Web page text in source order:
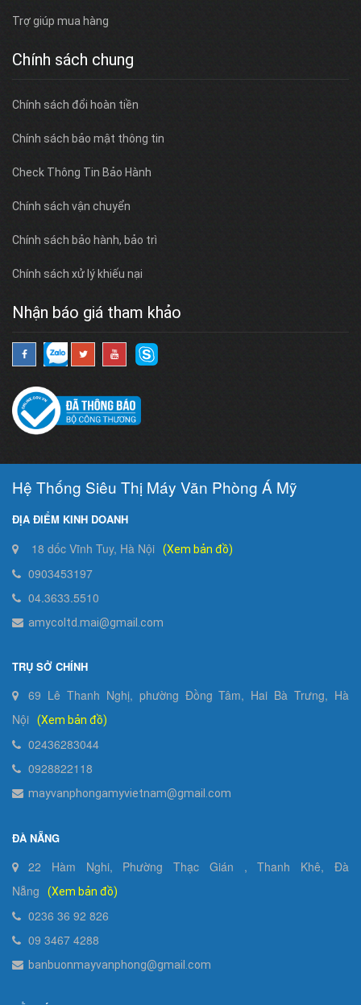
Trợ giúp mua hàng
Chính sách chung
Chính sách đổi hoàn tiền
Chính sách bảo mật thông tin
Check Thông Tin Bảo Hành
Chính sách vận chuyển
Chính sách bảo hành, bảo trì
Chính sách xử lý khiếu nại
Nhận báo giá tham khảo
Hệ Thống Siêu Thị Máy Văn Phòng Á Mỹ
ĐỊA ĐIỂM KINH DOANH
18 dốc Vĩnh Tuy, Hà Nội (Xem bản đồ)
0903453197
04.3633.5510
amycoltd.mai@gmail.com
TRỤ SỞ CHÍNH
69 Lê Thanh Nghị, phường Đồng Tâm, Hai Bà Trưng, Hà
Nội
(Xem bản đồ)
02436283044
0928822118
mayvanphongamyvietnam@gmail.com
ĐÀ NẴNG
22 Hàm Nghi, Phường Thạc Gián , Thanh Khê, Đà
Nẵng
(Xem bản đồ)
0236 36 92 826
09 3467 4288
banbuonmayvanphong@gmail.com